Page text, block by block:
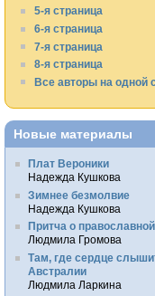
5-я страница
6-я страница
7-я страница
8-я страница
Все авторы на одной
Новые материалы
Плат Вероники
Надежда Кушкова
Зимнее безмолвие
Надежда Кушкова
Притча о
Людмила Громова
Там, где сердце
Австралии
Людмила Ларкина